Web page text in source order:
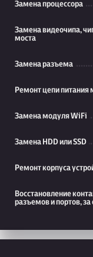
Замена процессора
Замена видеочипа,
моста
Замена разъема
Ремонт цепи питания
Замена модуля WiFi
Замена HDD или SSD
Ремонт корпуса
Восстановление
разъемов и портов, за